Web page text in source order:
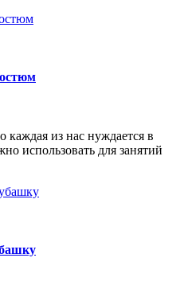
из нас нуждается в
использовать для занятий